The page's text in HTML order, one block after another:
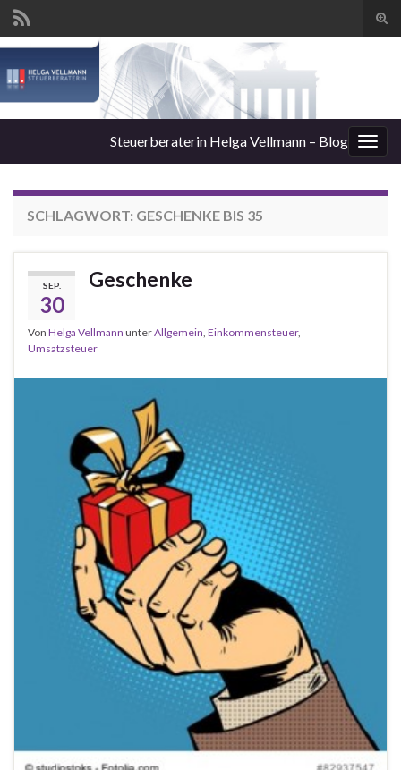
Steuerberaterin Helga Vellmann – Blog
SCHLAGWORT: GESCHENKE BIS 35
SEP.
30
Geschenke
Von Helga Vellmann unterAllgemein, Einkommensteuer,
Umsatzsteuer